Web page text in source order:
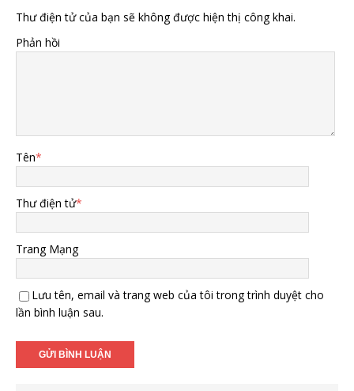
Thư điện tử của bạn sẽ không được hiện thị công khai.
Phản hồi
Tên*
Thư điện tử*
Trang Mạng
Lưu tên, email và trang web của tôi trong trình duyệt cho
lần bình luận sau.